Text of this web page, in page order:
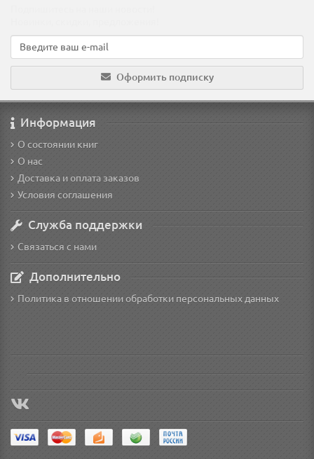
Оформить подписку
Информация
О состоянии книг
О нас
Доставка и оплата заказов
Условия соглашения
Служба поддержки
Связаться с нами
Дополнительно
Политика в отношении обработки персональных данных